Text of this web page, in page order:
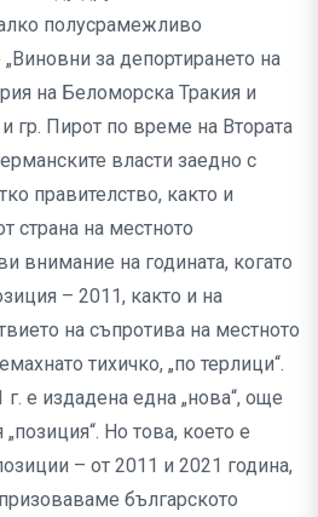
полусрамежливо
за депортирането на
на Беломорска Тракия и
гр. Пирот по време на Втората
власти заедно с
правителство, както и
страна на местното
внимание на годината, когато
– 2011, както и на
на съпротива на местното
тихичко, „по терлици“.
е издадена една „нова“, още
Но това, което е
– от 2011 и 2021 година,
българското